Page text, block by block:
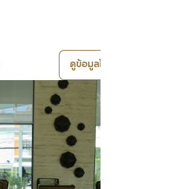
ดูข้อมูลโครงการ